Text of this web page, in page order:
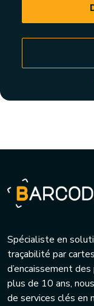
Spécialiste en
traçabilité par
d’encaissement
plus de 10 ans,
de services clés en